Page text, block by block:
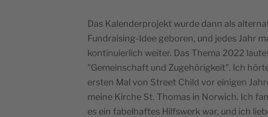
Das Kalenderprojekt wurde dann als
Fundraising-Idee geboren, und jedes Jahr
kontinuierlich weiter. Das Thema 2022
"Gemeinschaft und Zugehörigkeit". Ich
ersten Mal von Street Child vor einigen
meine Kirche St. Thomas in Norwich. Ich
es ein fabelhaftes Hilfswerk war, und ich